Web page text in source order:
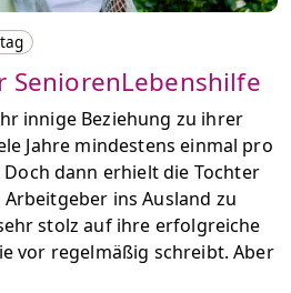
SeniorenLebenshilfe
innige Beziehung zu ihrer
Jahre mindestens einmal pro
dann erhielt die Tochter
ins Ausland zu
stolz auf ihre erfolgreiche
vor regelmäßig schreibt. Aber